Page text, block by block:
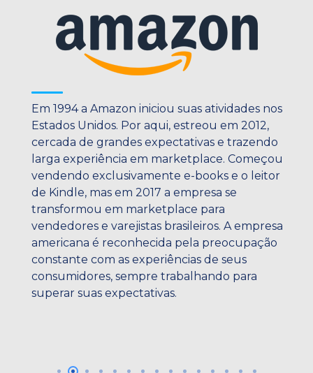
Em 1994 a Amazon iniciou suas atividades nos
Estados Unidos. Por aqui, estreou em 2012,
cercada de grandes expectativas e trazendo
larga experiência em marketplace. Começou
vendendo exclusivamente e-books e o leitor
de Kindle, mas em 2017 a empresa se
transformou em marketplace para
vendedores e varejistas brasileiros. A empresa
americana é reconhecida pela preocupação
constante com as experiências de seus
consumidores, sempre trabalhando para
superar suas expectativas.